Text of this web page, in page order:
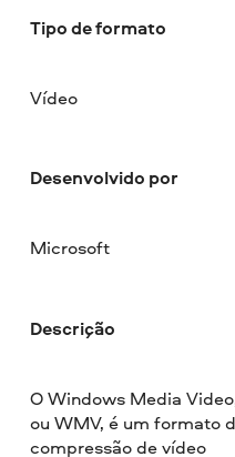
Tipo de formato
Vídeo
Desenvolvido por
Microsoft
Descrição
O Windows Media
ou WMV, é um formato
compressão de vídeo